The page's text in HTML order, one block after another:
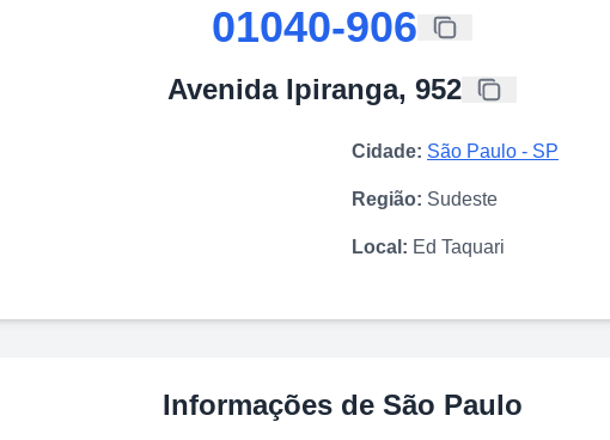
01040-906
Avenida Ipiranga, 952
Cidade: São Paulo - SP
Região: Sudeste
Local: Ed Taquari
Informações de São Paulo